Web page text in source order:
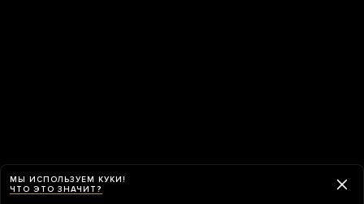
МЫ ИСПОЛЬЗУЕМ КУКИ!
ЧТО ЭТО ЗНАЧИТ?